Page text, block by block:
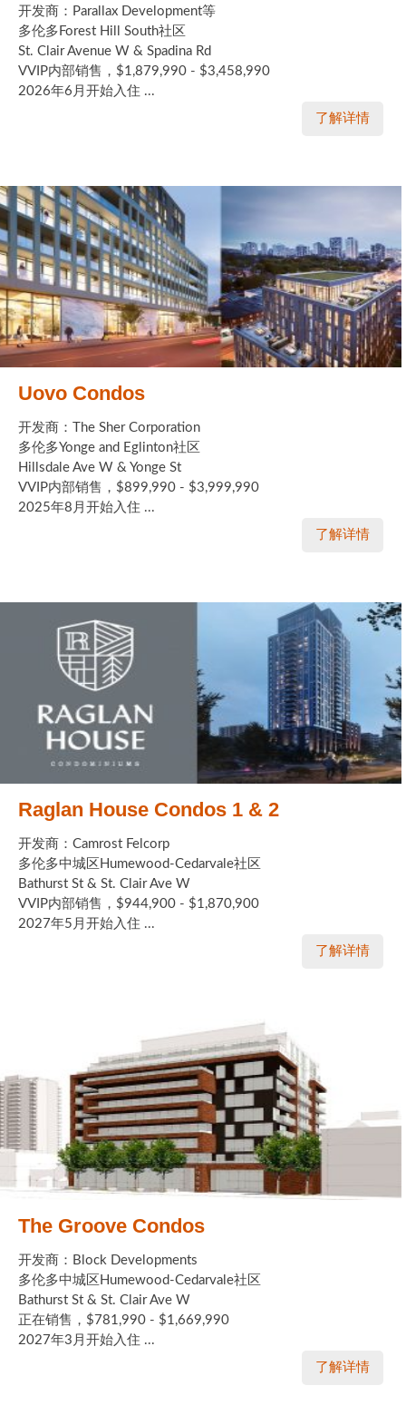
开发商：Parallax Development等
多伦多Forest Hill South社区
St. Clair Avenue W & Spadina Rd
VVIP内部销售，$1,879,990 - $3,458,990
2026年6月开始入住 ...
了解详情
Uovo Condos
开发商：The Sher Corporation
多伦多Yonge and Eglinton社区
Hillsdale Ave W & Yonge St
VVIP内部销售，$899,990 - $3,999,990
2025年8月开始入住 ...
了解详情
Raglan House Condos 1 & 2
开发商：Camrost Felcorp
多伦多中城区Humewood-Cedarvale社区
Bathurst St & St. Clair Ave W
VVIP内部销售，$944,900 - $1,870,900
2027年5月开始入住 ...
了解详情
The Groove Condos
开发商：Block Developments
多伦多中城区Humewood-Cedarvale社区
Bathurst St & St. Clair Ave W
正在销售，$781,990 - $1,669,990
2027年3月开始入住 ...
了解详情